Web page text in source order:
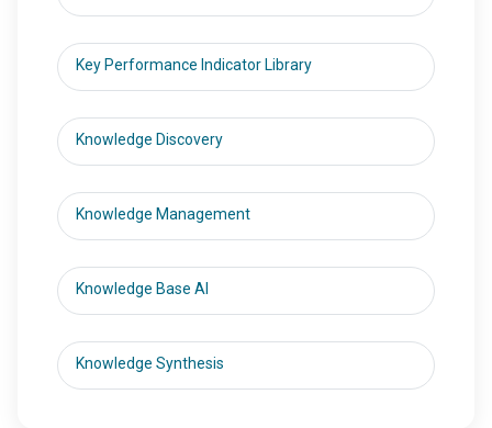
Key Performance Indicator Library
Knowledge Discovery
Knowledge Management
Knowledge Base AI
Knowledge Synthesis